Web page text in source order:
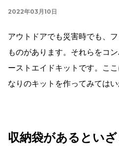
2022年03月10日
アウトドアでも災害時でも、
ものがあります。それらをコ
ーストエイドキットです。こ
なりのキットを作ってみてはい
収納袋があるとい